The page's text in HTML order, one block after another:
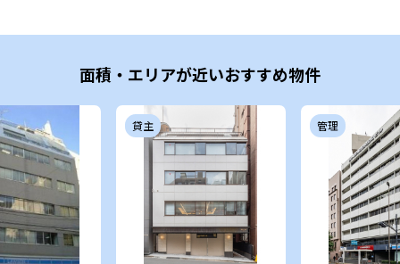
面積・エリアが近いおすすめ物件
貸主 管理